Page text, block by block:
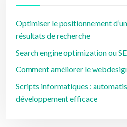
Optimiser le positionnement
résultats de recherche
Search engine optimization ou
Comment améliorer le
Scripts informatiques :
développement efficace